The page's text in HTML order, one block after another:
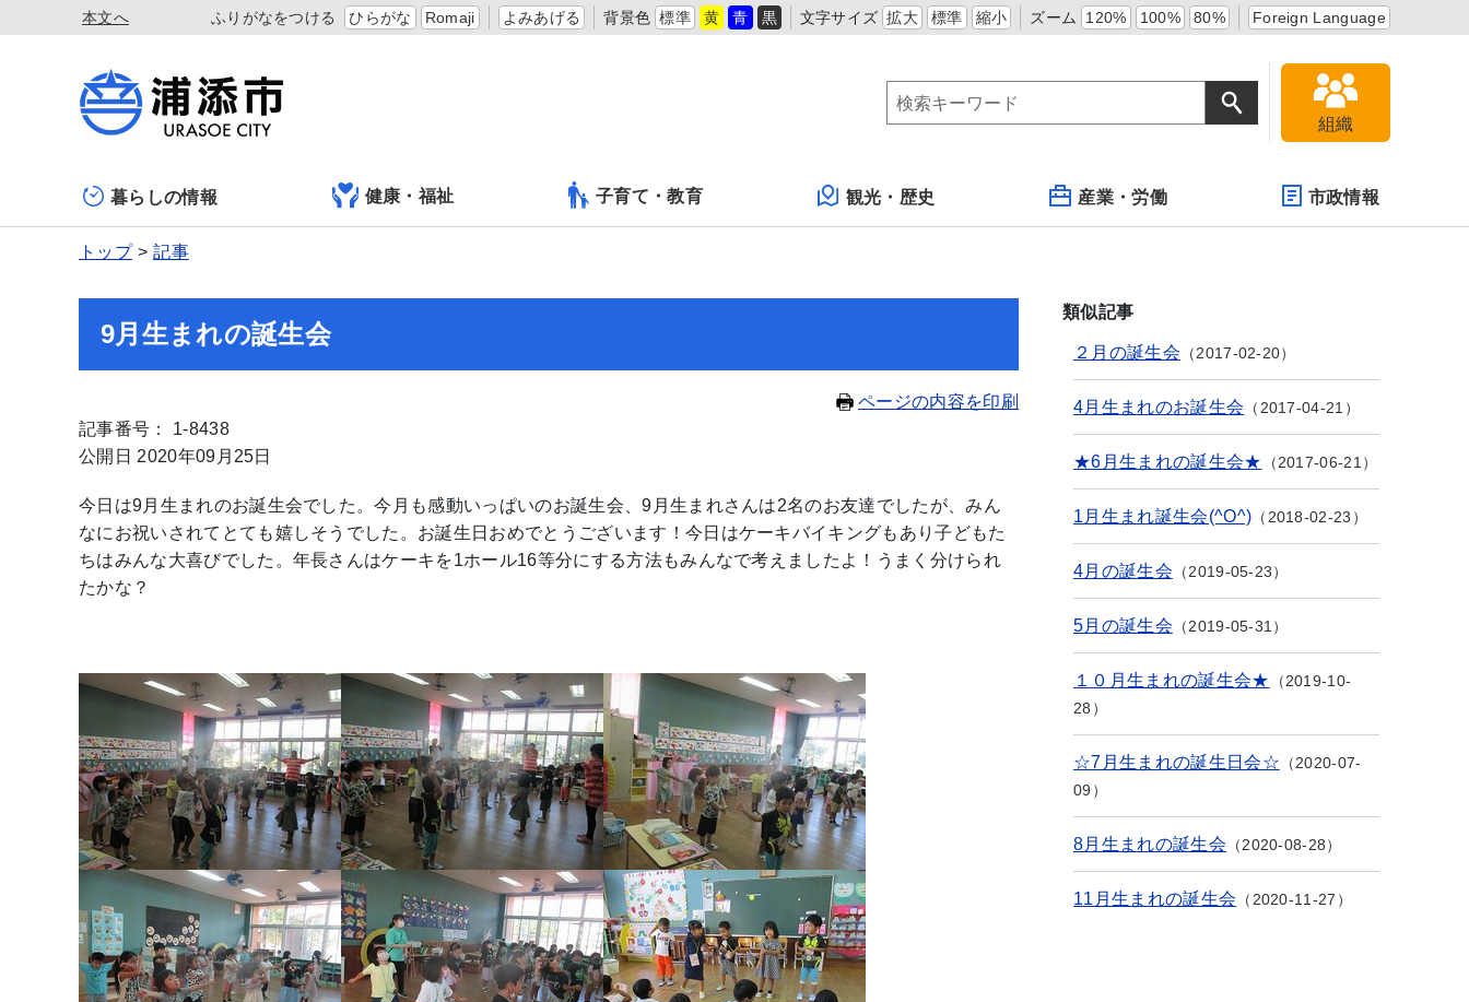
本文へ ふりがなをつける ひらがな Romaji よみあげる 背景色 標準 黄 青 黒 文字サイズ 拡大 標準 縮小 ズーム 120% 100% 80% Foreign Language
組織
暮らしの情報 健康・福祉 子育て・教育 観光・歴史 産業・労働 市政情報
トップ 記事
9月生まれの誕生会
ページの内容を印刷
記事番号： 1-8438
公開日 2020年09月25日
今日は9月生まれのお誕生会でした。今月も感動いっぱいのお誕生会、9月生まれさんは2名のお友達でしたが、みん
なにお祝いされてとても嬉しそうでした。お誕生日おめでとうございます！今日はケーキバイキングもあり子どもた
ちはみんな大喜びでした。年長さんはケーキを1ホール16等分にする方法もみんなで考えましたよ！うまく分けられ
たかな？
類似記事
２月の誕生会 2017-02-20
4月生まれのお誕生会 2017-04-21
★6月生まれの誕生会★ 2017-06-21
1月生まれ誕生会(^O^) 2018-02-23
4月の誕生会 2019-05-23
5月の誕生会 2019-05-31
１０月生まれの誕生会★
2019-10-
28
☆7月生まれの誕生日会☆
2020-07-
09
8月生まれの誕生会 2020-08-28
11月生まれの誕生会 2020-11-27